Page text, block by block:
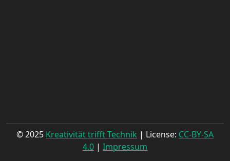
© 2025 Kreativität trifft Technik | License: CC-BY-SA
4.0 | Impressum